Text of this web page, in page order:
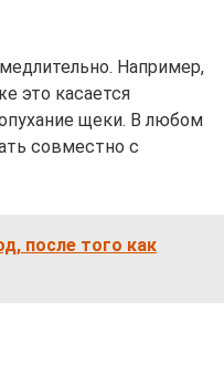
Например,
это касается
щеки. В любом
совместно с
после того как